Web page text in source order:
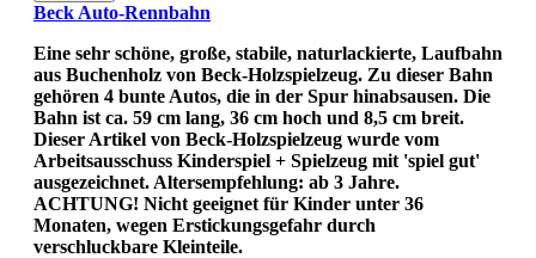
Beck Auto-Rennbahn
Eine sehr schöne, große, stabile, naturlackierte, Laufbahn
aus Buchenholz von Beck-Holzspielzeug. Zu dieser Bahn
gehören 4 bunte Autos, die in der Spur hinabsausen. Die
Bahn ist ca. 59 cm lang, 36 cm hoch und 8,5 cm breit.
Dieser Artikel von Beck-Holzspielzeug wurde vom
Arbeitsausschuss Kinderspiel + Spielzeug mit 'spiel gut'
ausgezeichnet. Altersempfehlung: ab 3 Jahre.
ACHTUNG! Nicht geeignet für Kinder unter 36
Monaten, wegen Erstickungsgefahr durch
verschluckbare Kleinteile.